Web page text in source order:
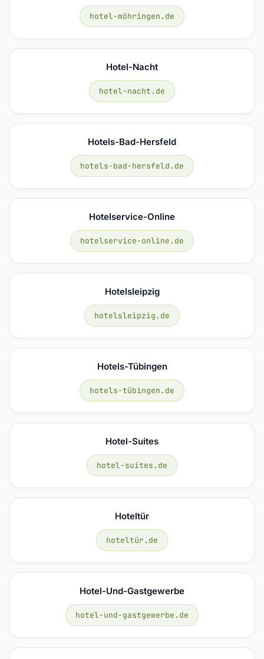
hotel-möhringen.de
Hotel-Nacht
hotel-nacht.de
Hotels-Bad-Hersfeld
hotels-bad-hersfeld.de
Hotelservice-Online
hotelservice-online.de
Hotelsleipzig
hotelsleipzig.de
Hotels-Tübingen
hotels-tübingen.de
Hotel-Suites
hotel-suites.de
Hoteltür
hoteltür.de
Hotel-Und-Gastgewerbe
hotel-und-gastgewerbe.de